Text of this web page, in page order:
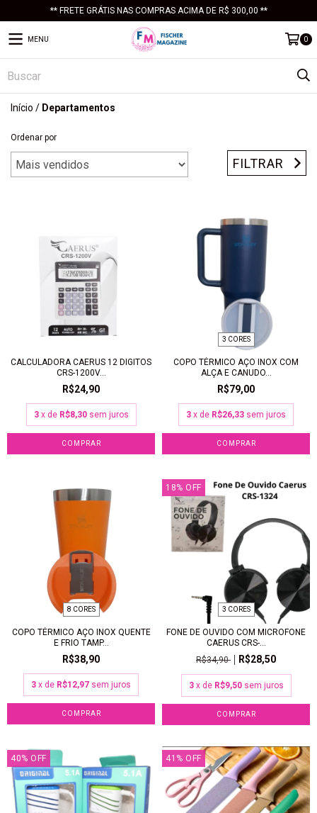
** FRETE GRÁTIS NAS COMPRAS ACIMA DE R$ 300,00 **
MENU 0
Início / Departamentos
Ordenar por
FILTRAR
CALCULADORA CAERUS 12 DIGITOS
CRS-1200V...
R$24,90
3 x de R$8,30 sem juros
3 CORES
COPO TÉRMICO AÇO INOX COM
ALÇA E CANUDO...
R$79,00
3 x de R$26,33 sem juros
COMPRAR
8 CORES
COPO TÉRMICO AÇO INOX QUENTE
E FRIO TAMP...
R$38,90
3 x de R$12,97 sem juros
COMPRAR
18% OFF
3 CORES
FONE DE OUVIDO COM MICROFONE
CAERUS CRS-...
R$34,90
R$28,50
3 x de R$9,50 sem juros
COMPRAR
40% OFF 41 % OFF